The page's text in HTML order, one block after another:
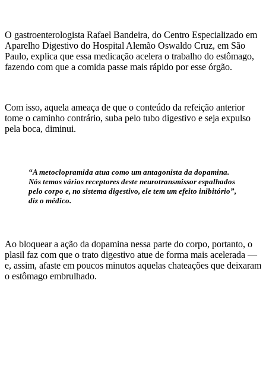
O gastroenterologista Rafael Bandeira, do Centro Especializado em
Aparelho Digestivo do Hospital Alemão Oswaldo Cruz, em São
Paulo, explica que essa medicação acelera o trabalho do estômago,
fazendo com que a comida passe mais rápido por esse órgão.
Com isso, aquela ameaça de que o conteúdo da refeição anterior
tome o caminho contrário, suba pelo tubo digestivo e seja expulso
pela boca, diminui.
“A metoclopramida atua como um antagonista da dopamina.
Nós temos vários receptores deste neurotransmissor espalhados
pelo corpo e, no sistema digestivo, ele tem um efeito inibitório”,
diz o médico.
Ao bloquear a ação da dopamina nessa parte do corpo, portanto, o
plasil faz com que o trato digestivo atue de forma mais acelerada —
e, assim, afaste em poucos minutos aquelas chateações que deixaram
o estômago embrulhado.